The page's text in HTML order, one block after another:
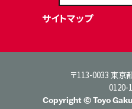
サイトマップ
〒113-0033 東京
0120-
Copyright © Toyo